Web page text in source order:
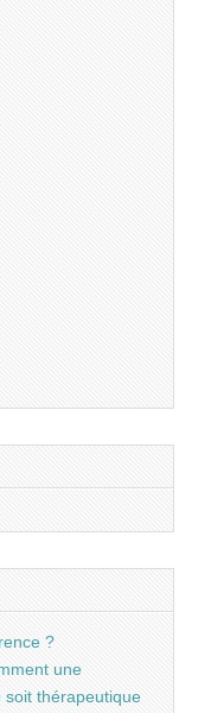
?
une
soit thérapeutique